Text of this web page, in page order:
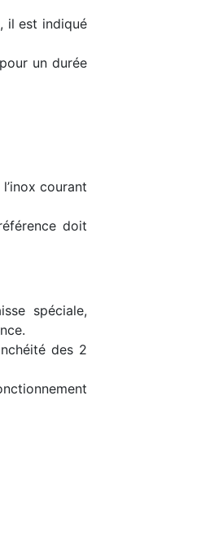
il est indiqué
un durée
courant
doit
spéciale,
des 2